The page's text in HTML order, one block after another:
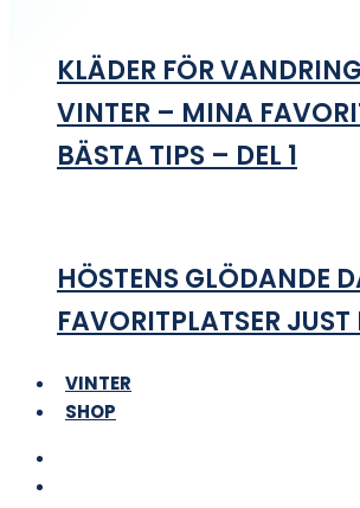
KLÄDER FÖR
VINTER – MINA
BÄSTA TIPS – DEL 1
HÖSTENS GLÖDANDE
FAVORITPLATSER JUST
VINTER
SHOP